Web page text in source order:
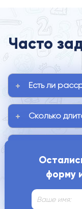
Часто
Есть ли
Сколько
Как насформу